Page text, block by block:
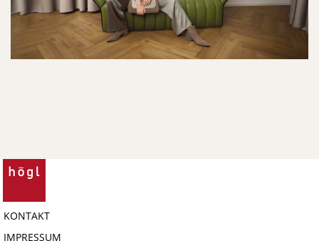
KONTAKT
IMPRESSUM